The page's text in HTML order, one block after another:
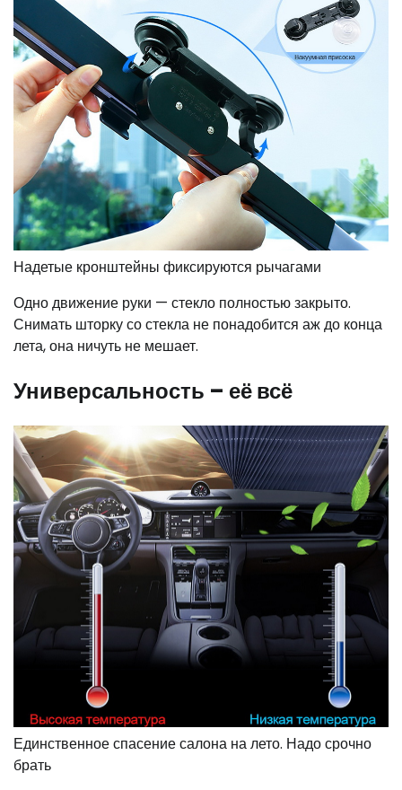
Надетые кронштейны фиксируются рычагами
Одно движение руки — стекло полностью закрыто.
Снимать шторку со стекла не понадобится аж до конца
лета, она ничуть не мешает.
Универсальность – её всё
Единственное спасение салона на лето. Надо срочно
брать